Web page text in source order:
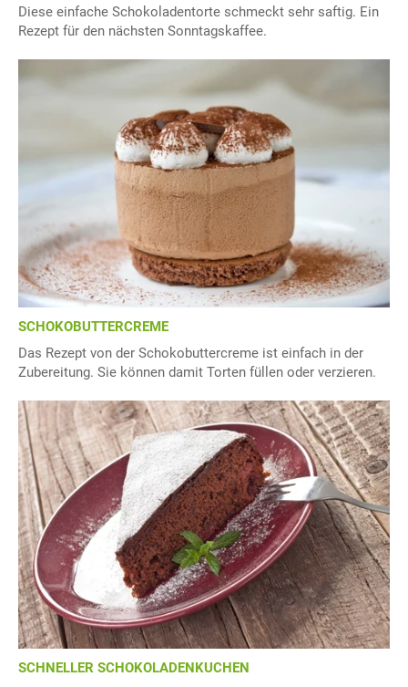
Diese einfache Schokoladentorte schmeckt sehr saftig. Ein
Rezept für den nächsten Sonntagskaffee.
SCHOKOBUTTERCREME
Das Rezept von der Schokobuttercreme ist einfach in der
Zubereitung. Sie können damit Torten füllen oder verzieren.
SCHNELLER SCHOKOLADENKUCHEN